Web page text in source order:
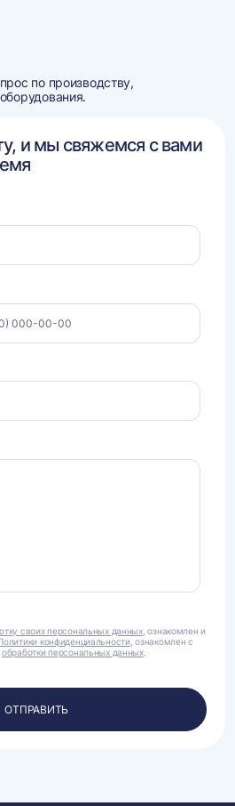
по производству,
и мы свяжемся с вами
своих персональных данных, ознакомлен и
конфиденциальности , ознакомлен с
обработки персональных данных.
ОТПРАВИТЬ